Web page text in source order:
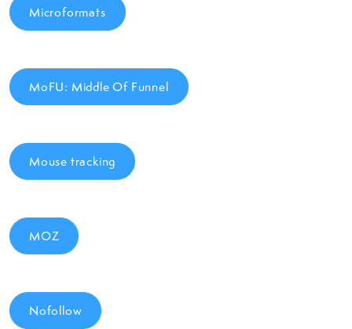
Microformats
MoFU: Middle Of Funnel
Mouse tracking
MOZ
Nofollow